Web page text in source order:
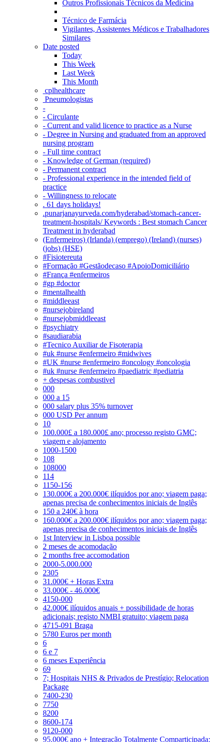
Outros Profissionais Técnicos da Medicina
Técnico de Farmácia
Vigilantes, Assistentes Médicos e Trabalhadores
Similares
Date posted
Today
This Week
Last Week
This Month
‎ cplhealthcare‬
Pneumologistas
-
- Circulante
- Current and valid licence to practice as a Nurse
- Degree in Nursing and graduated from an approved
nursing program
- Full time contract
- Knowledge of German (required)
- Permanent contract
- Professional experience in the intended field of
practice
- Willingness to relocate
. 61 days holidays!
.punarjanayurveda.com/hyderabad/stomach-cancer-
treatment-hospitals/ Keywords : Best stomach Cancer
Treatment in hyderabad
(Enfermeiros) (Irlanda) (emprego) (Ireland) (nurses)
(jobs) (HSE)
#Fisiotereuta
#Formação #Gestãodecaso #ApoioDomiciliário
#França #enfermeiros
#gp #doctor
#mentalhealth
#middleeast
#nursejobireland
#nursejobmiddleeast
#psychiatry
#saudiarabia
#Tecnico Auxiliar de Fisoterapia
#uk #nurse #enfermeiro #midwives
#UK #nurse #enfermeiro #oncology #oncologia
#uk #nurse #enfermeiro #paediatric #pediatria
+ despesas combustivel
000
000 a 15
000 salary plus 35% turnover
000 USD Per annum
10
100.000£ a 180.000£ ano; processo registo GMC;
viagem e alojamento
1000-1500
108
108000
114
1150-156
130.000€ a 200.000€ ilíquidos por ano; viagem paga;
apenas precisa de conhecimentos iniciais de Inglês
150 a 240€ à hora
160.000€ a 200.000€ ilíquidos por ano; viagem paga;
apenas precisa de conhecimentos iniciais de Inglês
1st Interview in Lisboa possible
2 meses de acomodação
2 months free accomodation
2000-5.000.000
2305
31.000€ + Horas Extra
33.000€ - 46.000€
4150-000
42.000€ ilíquidos anuais + possibilidade de horas
adicionais; registo NMBI gratuito; viagem paga
4715-091 Braga
5780 Euros per month
6
6 e 7
6 meses Experiência
69
7; Hospitais NHS & Privados de Prestígio; Relocation
Package
7400-230
7750
8200
8600-174
9120-000
95.000€ ano + Integração Totalmente Comparticipada: